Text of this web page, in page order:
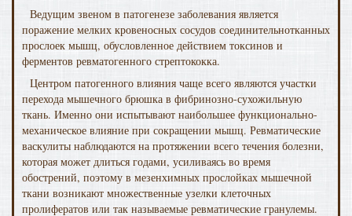
Ведущим звеном в патогенезе заболевания является
поражение мелких кровеносных сосудов соедини­тельнотканных
прослоек мышц, обусловленное действием токсинов и
ферментов ревматогенного стрептококка.
Центром патогенного влияния чаще всего являются участ­ки
перехода мышечного брюшка в фибринозно-сухожиль­ную
ткань. Именно они испытывают наибольшее функцио­нально-
механическое влияние при сокращении мышц. Ревматические
васкулиты наблюдаются на протяжении все­го течения болезни,
которая может длиться годами, усили­ваясь во время
обострений, поэтому в мезенхимных про­слойках мышечной
ткани возникают множественные узелки клеточных
пролифератов или так называемые ревматичес­кие гранулемы.